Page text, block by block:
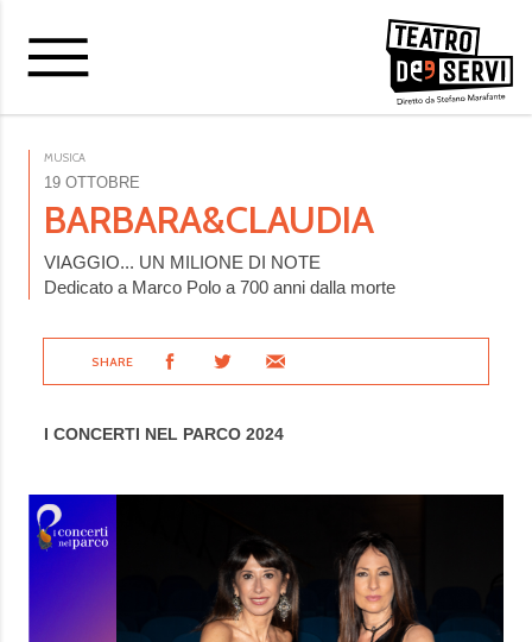
MUSICA
19 OTTOBRE
BARBARA&CLAUDIA
VIAGGIO... UN MILIONE DI NOTE
Dedicato a Marco Polo a 700 anni dalla morte
SHARE
I CONCERTI NEL PARCO 2024